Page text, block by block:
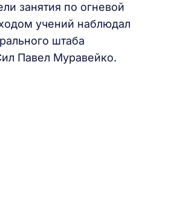
занятия по огневой
учений наблюдал
штаба
Павел Муравейко.